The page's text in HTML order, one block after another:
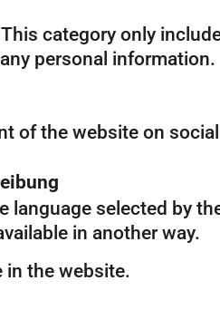
category only
personal information.
of the website on
language selected by
in another way.
in the website.